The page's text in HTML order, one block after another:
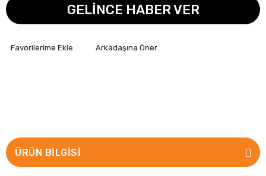
GELİNCE HABER VER
Arkadaşına Öner
ÜRÜN BILGISI